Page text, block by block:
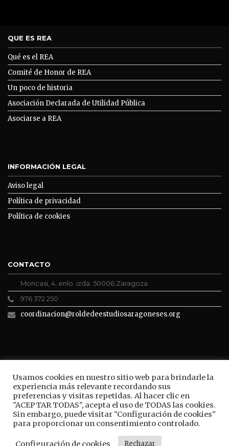
Usamos cookies en nuestro sitio web para brindarle la
experiencia más relevante recordando sus
preferencias y visitas repetidas. Al hacer clic en
"ACEPTAR TODAS", acepta el uso de TODAS las cookies.
Sin embargo, puede visitar "Configuración de cookies"
para proporcionar un consentimiento controlado.
Configuración de cookies Rechazar
QUE ES REA
Qué es el REA
Comité de Honor de REA
Un poco de historia
Asociación Declarada de Utilidad Pública
Asociarse a REA
INFORMACIÓN LEGAL
Aviso legal
Política de privacidad
Política de cookies
CONTACTO
Moncasi, 4, enlo. izda. 50006 Zaragoza
976 372 250
coordinacion@roldedeestudiosaragoneses.org
ROLDE CONECTA
BUSCAR